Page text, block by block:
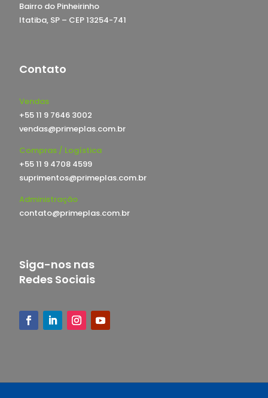
Bairro do Pinheirinho
Itatiba, SP – CEP 13254-741
Contato
Vendas
+55 11 9 7646 3002
vendas@primeplas.com.br
Compras / Logística
+55 11 9 4708 4599
suprimentos@primeplas.com.br
Administração
contato@primeplas.com.br
Siga-nos nas
Redes Sociais